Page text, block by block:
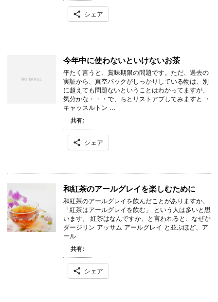
シェア
今年中に使わないといけないお茶
平たく言うと、賞味期限の問題です。ただ、過去の
実証から、真空パックがしっかりしている物は、別
に超えても問題ないということはわかってますが、
気分かな・・・で、ちとリストアプしてみますと ・
キャッスルトン …
共有:
シェア
和紅茶のアールグレイを楽しむために
和紅茶のアールグレイを飲んだことがありますか。
「紅茶はアールグレイを飲む」 という人は多いと思
います。 紅茶はなんですか、と言われると、なぜか
ダージリン アッサム アールグレイ と並ぶほど、ア
ール …
共有:
シェア